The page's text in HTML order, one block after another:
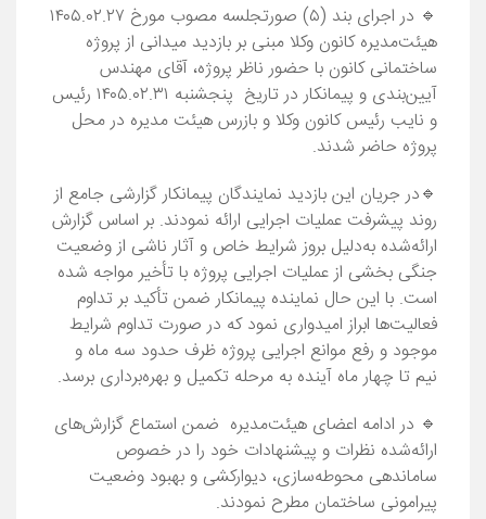
🔹 در اجرای بند (۵) صورتجلسه مصوب مورخ ۱۴۰۵.۰۲.۲۷
هیئت‌مدیره کانون وکلا مبنی بر بازدید میدانی از پروژه
ساختمانی کانون با حضور ناظر پروژه، آقای مهندس
آیین‌بندی و پیمانکار در تاریخ پنجشنبه ۱۴۰۵.۰۲.۳۱ رئیس
و نایب رئیس کانون وکلا و بازرس هيئت ‌مدیره در محل
پروژه حاضر شدند.
🔹در جریان این بازدید نمایندگان پیمانکار گزارشی جامع از
روند پیشرفت عملیات اجرایی ارائه نمودند. بر اساس گزارش
ارائه‌شده به‌دلیل بروز شرایط خاص و آثار ناشی از وضعیت
جنگی بخشی از عملیات اجرایی پروژه با تأخیر مواجه شده
است. با این حال نماینده پیمانکار ضمن تأکید بر تداوم
فعالیت‌ها ابراز امیدواری نمود که در صورت تداوم شرایط
موجود و رفع موانع اجرایی پروژه ظرف حدود سه ماه و
نیم تا چهار ماه آینده به مرحله تکمیل و بهره‌برداری برسد.
🔹 در ادامه اعضای هیئت‌مدیره ضمن استماع گزارش‌های
ارائه‌شده نظرات و پیشنهادات خود را در خصوص
ساماندهی محوطه‌سازی، دیوارکشی و بهبود وضعیت
پیرامونی ساختمان مطرح نمودند.